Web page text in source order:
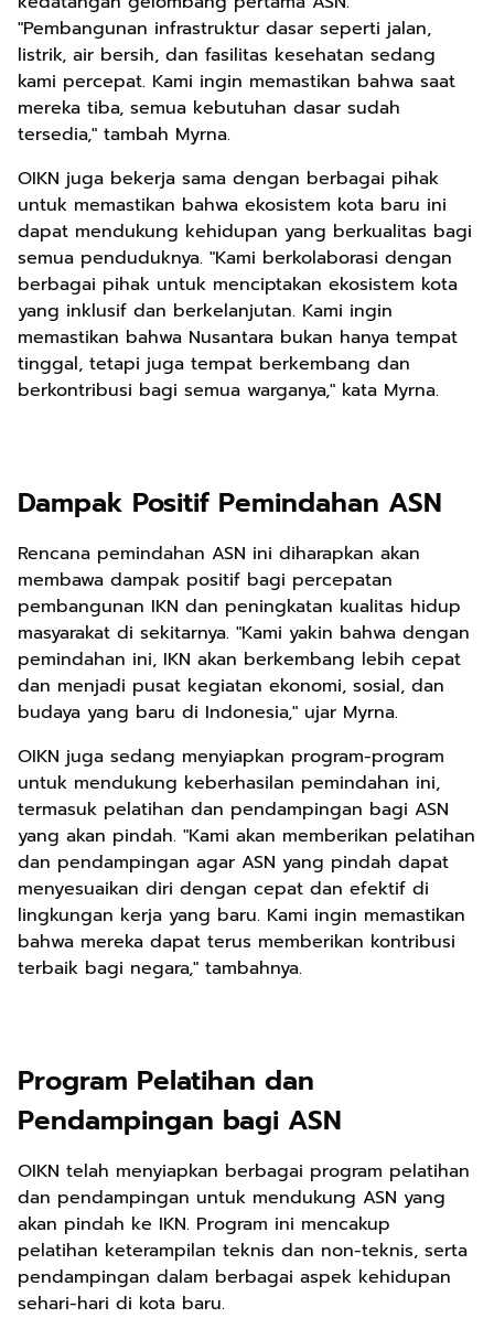
"Pembangunan infrastruktur dasar seperti jalan,
listrik, air bersih, dan fasilitas kesehatan sedang
kami percepat. Kami ingin memastikan bahwa saat
mereka tiba, semua kebutuhan dasar sudah
tersedia," tambah Myrna.
OIKN juga bekerja sama dengan berbagai pihak
untuk memastikan bahwa ekosistem kota baru ini
dapat mendukung kehidupan yang berkualitas bagi
semua penduduknya. "Kami berkolaborasi dengan
berbagai pihak untuk menciptakan ekosistem kota
yang inklusif dan berkelanjutan. Kami ingin
memastikan bahwa Nusantara bukan hanya tempat
tinggal, tetapi juga tempat berkembang dan
berkontribusi bagi semua warganya," kata Myrna.
Dampak Positif Pemindahan ASN
Rencana pemindahan ASN ini diharapkan akan
membawa dampak positif bagi percepatan
pembangunan IKN dan peningkatan kualitas hidup
masyarakat di sekitarnya. "Kami yakin bahwa dengan
pemindahan ini, IKN akan berkembang lebih cepat
dan menjadi pusat kegiatan ekonomi, sosial, dan
budaya yang baru di Indonesia," ujar Myrna.
OIKN juga sedang menyiapkan program-program
untuk mendukung keberhasilan pemindahan ini,
termasuk pelatihan dan pendampingan bagi ASN
yang akan pindah. "Kami akan memberikan pelatihan
dan pendampingan agar ASN yang pindah dapat
menyesuaikan diri dengan cepat dan efektif di
lingkungan kerja yang baru. Kami ingin memastikan
bahwa mereka dapat terus memberikan kontribusi
terbaik bagi negara," tambahnya.
Program Pelatihan dan
Pendampingan bagi ASN
OIKN telah menyiapkan berbagai program pelatihan
dan pendampingan untuk mendukung ASN yang
akan pindah ke IKN. Program ini mencakup
pelatihan keterampilan teknis dan non-teknis, serta
pendampingan dalam berbagai aspek kehidupan
sehari-hari di kota baru.